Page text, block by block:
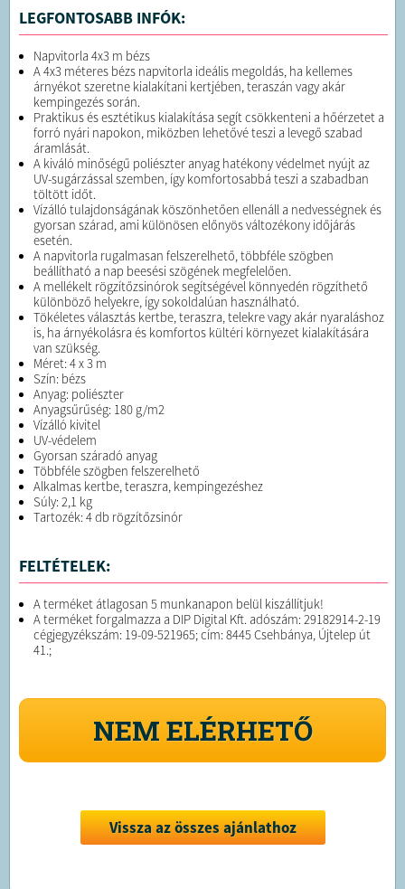
LEGFONTOSABB INFÓK:
Napvitorla 4x3 m bézs
A 4x3 méteres bézs napvitorla ideális megoldás, ha kellemes
árnyékot szeretne kialakítani kertjében, teraszán vagy akár
kempingezés során.
Praktikus és esztétikus kialakítása segít csökkenteni a hőérzetet a
forró nyári napokon, miközben lehetővé teszi a levegő szabad
áramlását.
A kiváló minőségű poliészter anyag hatékony védelmet nyújt az
UV-sugárzással szemben, így komfortosabbá teszi a szabadban
töltött időt.
Vízálló tulajdonságának köszönhetően ellenáll a nedvességnek és
gyorsan szárad, ami különösen előnyös változékony időjárás
esetén.
A napvitorla rugalmasan felszerelhető, többféle szögben
beállítható a nap beesési szögének megfelelően.
A mellékelt rögzítőzsinórok segítségével könnyedén rögzíthető
különböző helyekre, így sokoldalúan használható.
Tökéletes választás kertbe, teraszra, telekre vagy akár nyaraláshoz
is, ha árnyékolásra és komfortos kültéri környezet kialakítására
van szükség.
Méret: 4 x 3 m
Szín: bézs
Anyag: poliészter
Anyagsűrűség: 180 g/m2
Vízálló kivitel
UV-védelem
Gyorsan száradó anyag
Többféle szögben felszerelhető
Alkalmas kertbe, teraszra, kempingezéshez
Súly: 2,1 kg
Tartozék: 4 db rögzítőzsinór
FELTÉTELEK:
A terméket átlagosan 5 munkanapon belül kiszállítjuk!
A terméket forgalmazza a DIP Digital Kft. adószám: 29182914-2-19
cégjegyzékszám: 19-09-521965; cím: 8445 Csehbánya, Újtelep út
41.;
NEM ELÉRHETŐ
Vissza az összes ajánlathoz